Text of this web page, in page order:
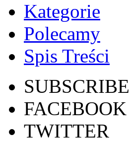
Kategorie
Polecamy
Spis Treści
SUBSCRIBE
FACEBOOK
TWITTER